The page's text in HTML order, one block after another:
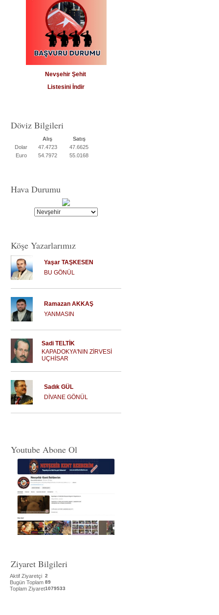
Nevşehir Şehit
Listesini İndir
Döviz Bilgileri
Alış
Satış
Dolar
47.4723
47.6625
Euro
54.7972 55.0168
Hava Durumu
Köşe Yazarlarımız
Yaşar TAŞKESEN
BU GÖNÜL
Ramazan AKKAŞ
YANMASIN
Sadi TELTİK
KAPADOKYA'NIN ZİRVESİ
UÇHİSAR
Sadık GÜL
DİVANE GÖNÜL
Youtube Abone Ol
Ziyaret Bilgileri
Aktif Ziyaretçi 2
Bugün Toplam 89
Toplam Ziyaret1079533